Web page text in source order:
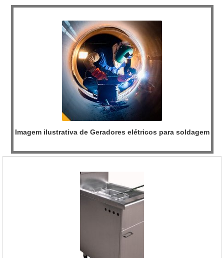
Imagem ilustrativa de Geradores elétricos para soldagem